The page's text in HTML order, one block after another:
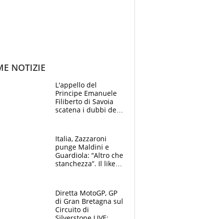
NOTIZIE
L'appello del
Principe Emanuele
Filiberto di Savoia
scatena i dubbi dei
Italia, Zazzaroni
punge Maldini e
Guardiola: “Altro che
stanchezza”. Il like
Diretta MotoGP, GP
di Gran Bretagna sul
Circuito di